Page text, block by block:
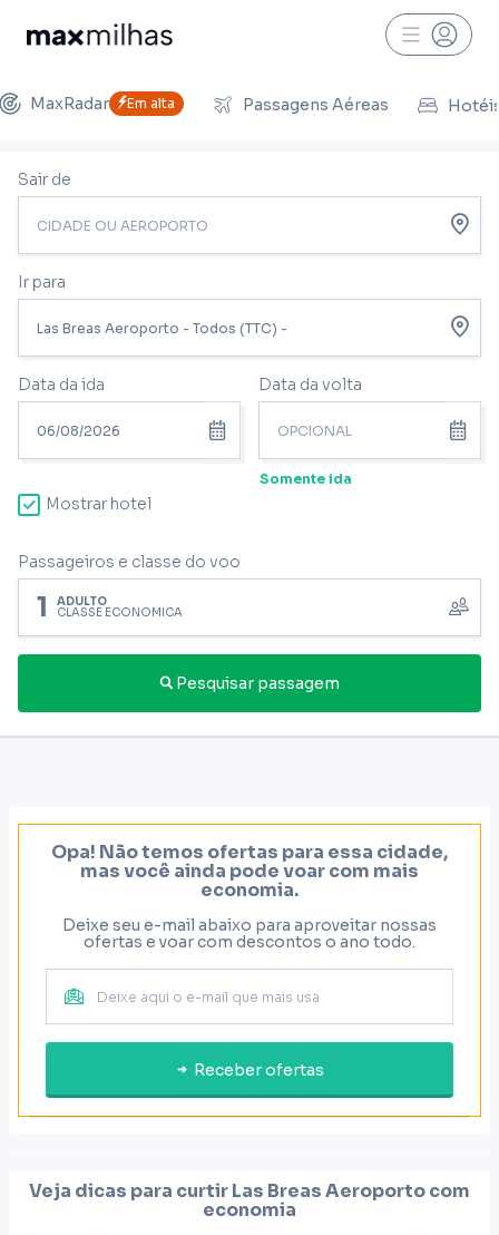
MaxRadar Em alta Passagens Aéreas
Sair de
Ir para
Data da ida Data da volta
Somente ida
Mostrar hotel
Passageiros e classe do voo
1 ADULTO
CLASSE ECONÔMICA
Pesquisar passagem
Opa! Não temos ofertas para essa cidade,
mas você ainda pode voar com mais
economia.
Deixe seu e-mail abaixo para aproveitar nossas
ofertas e voar com descontos o ano todo.
Receber ofertas
Veja dicas para curtirLas Breas Aeroportocom
economia